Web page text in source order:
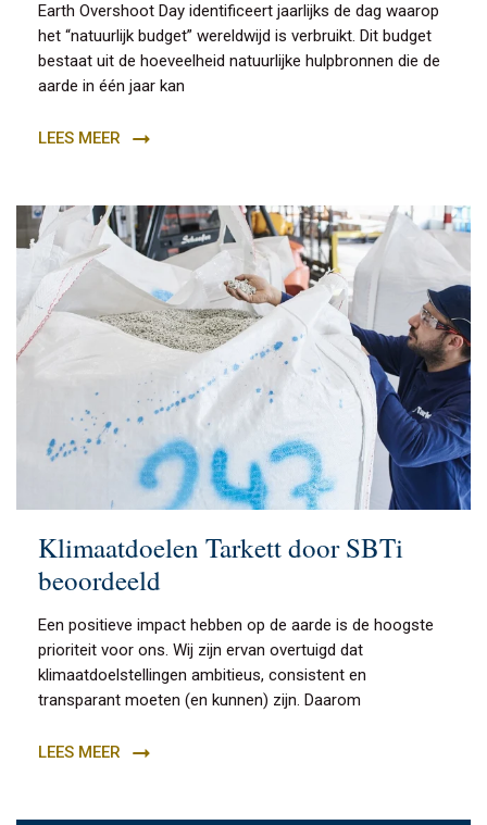
Earth Overshoot Day identificeert jaarlijks de dag waarop
het “natuurlijk budget” wereldwijd is verbruikt. Dit budget
bestaat uit de hoeveelheid natuurlijke hulpbronnen die de
aarde in één jaar kan
LEES MEER
Klimaatdoelen Tarkett door SBTi
beoordeeld
Een positieve impact hebben op de aarde is de hoogste
prioriteit voor ons. Wij zijn ervan overtuigd dat
klimaatdoelstellingen ambitieus, consistent en
transparant moeten (en kunnen) zijn. Daarom
LEES MEER